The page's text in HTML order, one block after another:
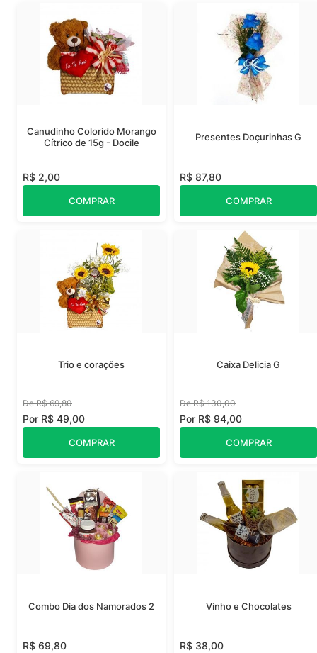
Canudinho Colorido Morango
Cítrico de 15g - Docile
R$ 2,00
COMPRAR
Presentes Doçurinhas G
R$ 87,80
COMPRAR
Trio e corações
De R$ 69,80
Por R$ 49,00
COMPRAR
Caixa Delicia G
De R$ 130,00
Por R$ 94,00
COMPRAR
Combo Dia dos Namorados 2
R$ 69,80
Vinho e Chocolates
R$ 38,00